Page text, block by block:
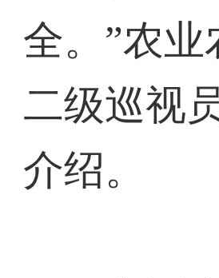
全。”农业
二级巡视
介绍。